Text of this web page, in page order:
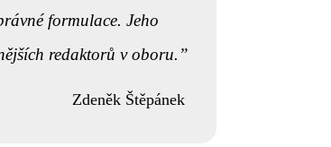
formulace. Jeho
redaktorů v oboru.
Zdeněk Štěpánek